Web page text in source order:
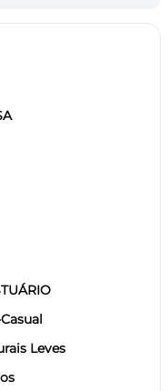
Leves